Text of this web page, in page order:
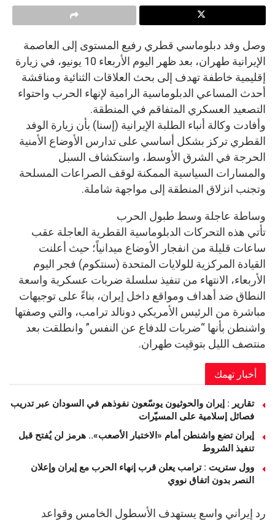
وصل وفد دبلوماسي قطري رفيع المستوى إلى العاصمة
الإيرانية طهران، بعد ظهر اليوم الأربعاء 10 يونيو، في زيارة
إقليمية خاطفة تهدف إلى بحث العلاقات الثنائية ومناقشة
أحدث المساعي الدبلوماسية الرامية لإنهاء الحرب واحتواء
التصعيد العسكري المتفاقم في المنطقة.
وأفادت وكالة أنباء الطلبة الإيرانية (إسنا) بأن زيارة الوفد
القطري تركز بشكل أساسي على تدارس الأوضاع الأمنية
الحرجة في الشرق الأوسط، واستكشاف السبل
والمسارات السياسية الممكنة لوقف الصراعات المسلحة
وتجنب انزلاق المنطقة إلى مواجهة شاملة.
وساطة عاجلة وسط طبول الحرب
تأتي هذه التحركات الدبلوماسية القطرية العاجلة عقب
ساعات قليلة من انفجار الأوضاع ميدانياً؛ حيث أعلنت
القيادة المركزية للولايات المتحدة (سنتكوم) فجر اليوم
الأربعاء، الانتهاء من تنفيذ سلسلة ضربات عسكرية واسعة
النطاق ضد أهداف ومواقع داخل إيران، بناءً على توجيهات
مباشرة من الرئيس الأمريكي دونالد ترامب، والتي وصفتها
واشنطن بأنها “ضربات للدفاع عن النفس” وانطلقت بعد
منتصف الليل بتوقيت طهران.
أخبار تهمك
تقارير : إيران والحوثيون يوسّعون نفوذهم في السودان عبر تدريب
فصائل إسلامية على المسيّرات
إيران تضع واشنطن أمام «الاختبار الأصعب».. هرمز لن يُفتح قبل
تنفيذ الشروط
وول ستريت : ترامب يعلن قرب إنهاء الحرب مع إيران وإعلان
النصر بدون اتفاق نووي
رد إيراني واسع يستهدف الأسطول الخامس وقواعد